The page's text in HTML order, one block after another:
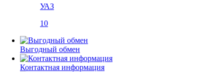
УАЗ
10
Выгодный обмен
Контактная информация